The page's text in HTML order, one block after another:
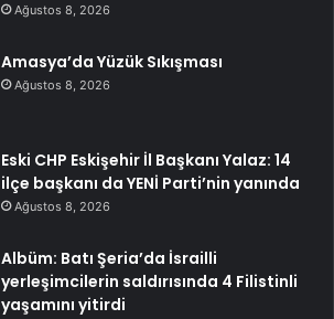
Ağustos 8, 2026
Amasya’da Yüzük Sıkışması
Ağustos 8, 2026
Eski CHP Eskişehir İl Başkanı Yalaz: 14
ilçe başkanı da YENİ Parti’nin yanında
Ağustos 8, 2026
Albüm: Batı Şeria’da İsrailli
yerleşimcilerin saldırısında 4 Filistinli
yaşamını yitirdi